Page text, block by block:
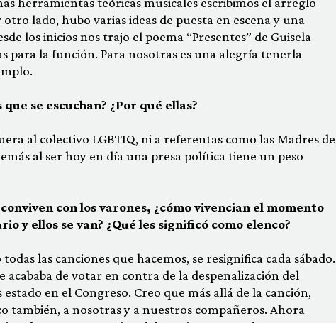
lado, hubo varias ideas de puesta en escena y una
los inicios nos trajo el poema “Presentes” de Guisela
para la función. Para nosotras es una alegría tenerla
se escuchan? ¿Por qué ellas?
al colectivo LGBTIQ, ni a referentas como las Madres de
al ser hoy en día una presa política tiene un peso
con los varones, ¿cómo vivencian el momento
y ellos se van? ¿Qué les significó como elenco?
las canciones que hacemos, se resignifica cada sábado.
acababa de votar en contra de la despenalización del
en el Congreso. Creo que más allá de la canción,
también, a nosotras y a nuestros compañeros. Ahora